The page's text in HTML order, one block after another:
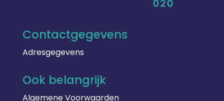
Contactgegevens
Adresgegevens
Ook belangrijk
Algemene Voorwaarden